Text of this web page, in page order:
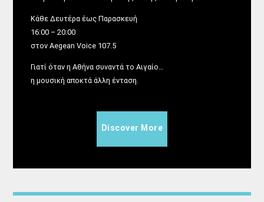
Κάθε Δευτέρα έως Παρασκευή
16:00 – 20:00
στον Aegean Voice 107.5
Γιατί όταν η Αθήνα συναντά το Αιγαίο…
η μουσική αποκτά άλλη ένταση.
Discover More